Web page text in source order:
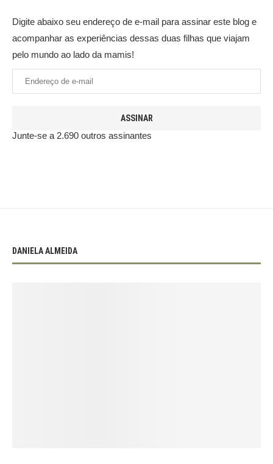
Digite abaixo seu endereço de e-mail para assinar este blog e
acompanhar as experiências dessas duas filhas que viajam
pelo mundo ao lado da mamis!
ASSINAR
Junte-se a 2.690 outros assinantes
DANIELA ALMEIDA